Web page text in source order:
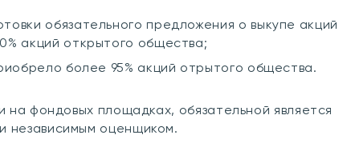
обязательного предложения о выкупе акций
акций открытого общества;
более 95% акций отрытого общества.
фондовых площадках, обязательной является
независимым оценщиком.